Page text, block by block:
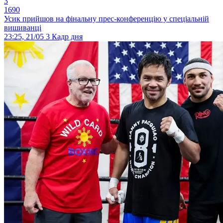
1690
Усик прийшов на фінальну прес-конференцію у спеціальній
вишиванці
23:25, 21/05 3 Кадр дня